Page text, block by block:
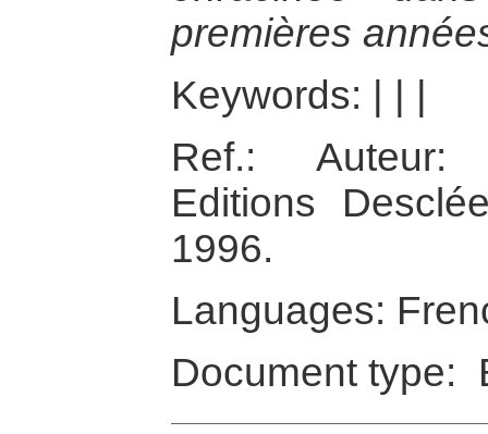
premières
Keywords:
Ref.: Auteur:
Editions
1996.
Languages:
Document type: